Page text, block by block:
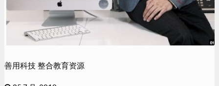
善用科技 整合教育资源